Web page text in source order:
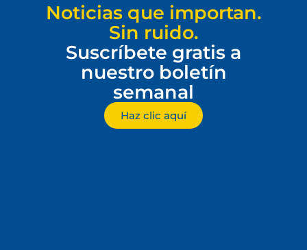
Noticias que importan.
Sin ruido.
Suscríbete gratis a
nuestro boletín
semanal
Haz clic aquí